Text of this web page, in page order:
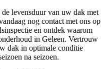
levensduur van uw dak met
nog contact met ons op
en ontdek waarom
in Geleen. Vertrouw
dak in optimale conditie
na seizoen.